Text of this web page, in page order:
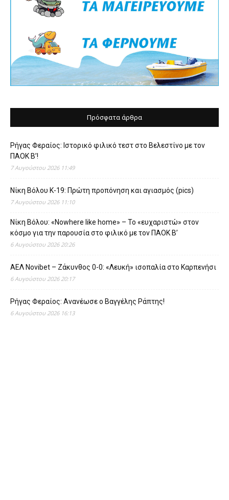
Πρόσφατα άρθρα
Ρήγας Φεραίος: Ιστορικό φιλικό τεστ στο Βελεστίνο με τον
ΠΑΟΚ Β’!
7 Αυγούστου 2026 11:49
Νίκη Βόλου Κ-19: Πρώτη προπόνηση και αγιασμός (pics)
7 Αυγούστου 2026 11:10
Νίκη Βόλου: «Nowhere like home» – Το «ευχαριστώ» στον
κόσμο για την παρουσία στο φιλικό με τον ΠΑΟΚ Β’
6 Αυγούστου 2026 20:26
ΑΕΛ Novibet – Ζάκυνθος 0-0: «Λευκή» ισοπαλία στο Καρπενήσι
6 Αυγούστου 2026 20:17
Ρήγας Φεραίος: Ανανέωσε ο Βαγγέλης Ράπτης!
6 Αυγούστου 2026 16:13